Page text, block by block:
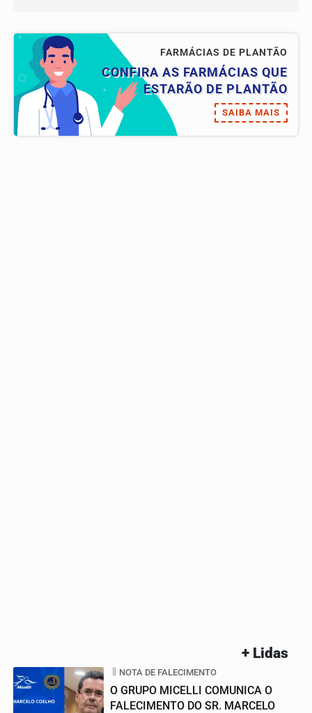
FARMÁCIAS DE PLANTÃO
CONFIRA AS FARMÁCIAS QUE
ESTARÃO DE PLANTÃO
SAIBA MAIS
+ Lidas
NOTA DE FALECIMENTO
O GRUPO MICELLI COMUNICA O
FALECIMENTO DO SR. MARCELO